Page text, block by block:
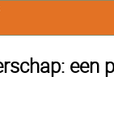
een